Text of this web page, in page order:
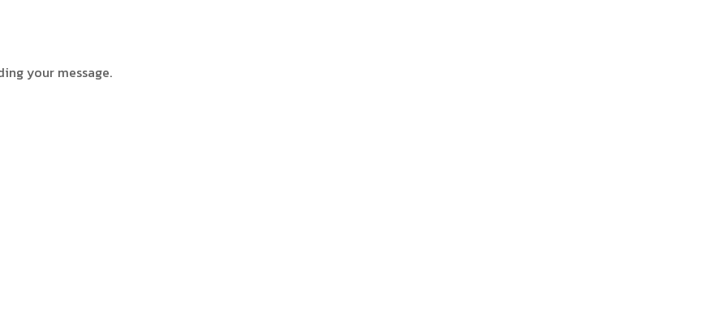
your message.